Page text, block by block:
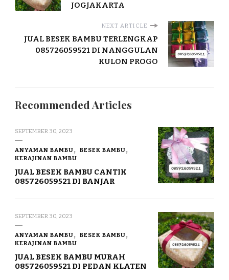
JOGJAKARTA
NEXT ARTICLE
JUAL BESEK BAMBU TERLENGKAP
085726059521 DI NANGGULAN
KULON PROGO
Recommended Articles
SEPTEMBER 30, 2023
ANYAMAN BAMBU
BESEK BAMBU
KERAJINAN BAMBU
JUAL BESEK BAMBU CANTIK
085726059521 DI BANJAR
SEPTEMBER 30, 2023
ANYAMAN BAMBU
BESEK BAMBU
KERAJINAN BAMBU
JUAL BESEK BAMBU MURAH
085726059521 DI PEDAN KLATEN